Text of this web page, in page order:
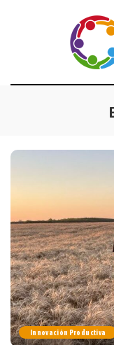
Innovación Productiva